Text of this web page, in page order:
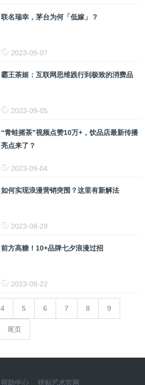
联名瑞幸，茅台为何「低嫁」？
2023-09-07
霸王茶姬：互联网思维践行到极致的消费品
2023-09-05
“青蛙摇茶”视频点赞10万+，饮品店最新传播
亮点来了？
2023-09-04
如何实现浪漫营销突围？这里有新解法
2023-08-29
前方高糖！10+品牌七夕浪漫过招
2023-08-22
4 5 6 7 8 9
尾页
帮助中心 拼贴艺术官网